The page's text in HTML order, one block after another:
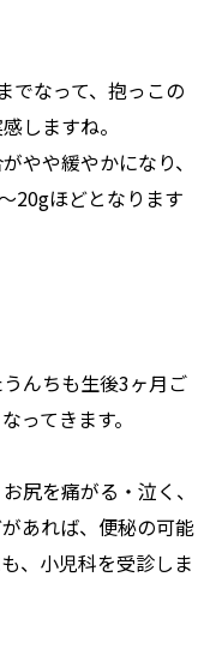
でなって、抱っこの
しますね。
やや緩やかになり、
20gほどとなります
んちも生後3ヶ月ご
ってきます。
尻を痛がる・泣く、
あれば、便秘の可能
、小児科を受診しま